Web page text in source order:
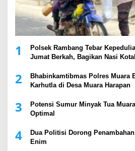
1
Polsek Rambang Tebar
Jumat Berkah, Bagikan Nasi
2
Bhabinkamtibmas Polres Muara
Karhutla di Desa Muara Harapan
3
Potensi Sumur Minyak Tua
Optimal
4
Dua Politisi Dorong
Enim